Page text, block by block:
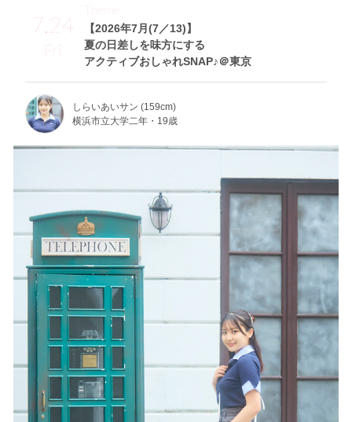
7.24
Fri
【2026年7月(7／13)】
夏の日差しを味方にする
アクティブおしゃれSNAP♪＠東京
Theme
しらいあいサン (159cm)
横浜市立大学二年・19歳